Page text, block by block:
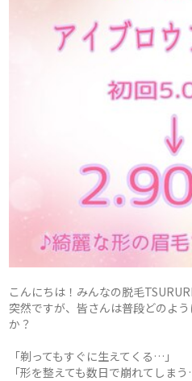
こんにちは！みんなの脱毛
突然ですが、皆さんは普段どのよ
か？
「剃ってもすぐに生えてくる…」
「形を整えても数日で崩れてしまう